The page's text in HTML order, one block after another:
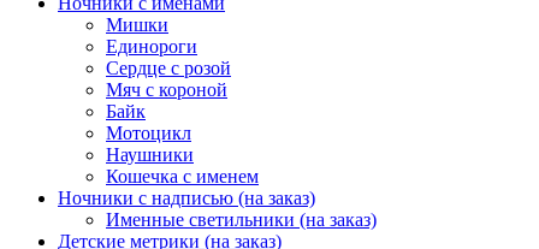
Мишки
Единороги
Сердце с розой
Мяч с короной
Байк
Мотоцикл
Наушники
Кошечка с именем
Ночники с надписью (на заказ)
Именные светильники (на заказ)
Детские метрики (на заказ)